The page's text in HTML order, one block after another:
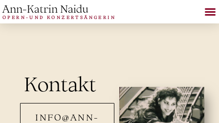
Ann-Katrin Naidu
OPERN-UND KONZERTSÄNGERIN
Kontakt
INFO@ANN-